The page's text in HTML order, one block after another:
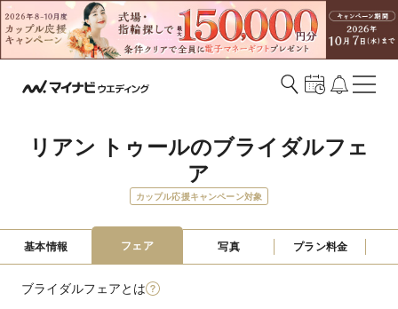
リアン トゥールのブライダルフェ
ア
カップル応援キャンペーン対象
基本情報 フェア 写真 プラン料金
ブライダルフェアとは